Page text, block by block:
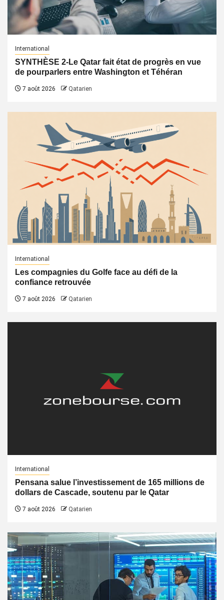
International
SYNTHÈSE 2-Le Qatar fait état de progrès en vue
de pourparlers entre Washington et Téhéran
7 août 2026 Qatarien
International
Les compagnies du Golfe face au défi de la
confiance retrouvée
7 août 2026 Qatarien
International
Pensana salue l’investissement de 165 millions de
dollars de Cascade, soutenu par le Qatar
7 août 2026 Qatarien